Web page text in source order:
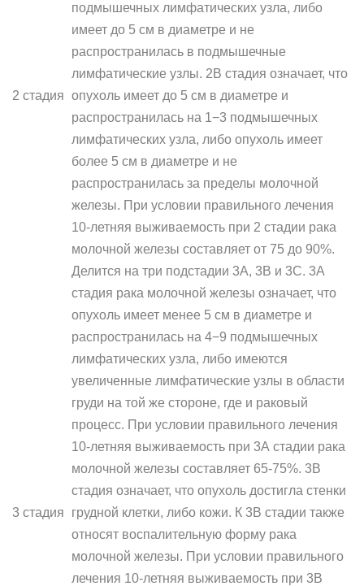
2 стадия
подмышечных лимфатических узла, либо
имеет до 5 см в диаметре и не
распространилась в подмышечные
лимфатические узлы. 2В стадия означает, что
опухоль имеет до 5 см в диаметре и
распространилась на 1−3 подмышечных
лимфатических узла, либо опухоль имеет
более 5 см в диаметре и не
распространилась за пределы молочной
железы. При условии правильного лечения
10-летняя выживаемость при 2 стадии рака
молочной железы составляет от 75 до 90%.
3 стадия
Делится на три подстадии 3А, 3В и 3С. 3А
стадия рака молочной железы означает, что
опухоль имеет менее 5 см в диаметре и
распространилась на 4−9 подмышечных
лимфатических узла, либо имеются
увеличенные лимфатические узлы в области
груди на той же стороне, где и раковый
процесс. При условии правильного лечения
10-летняя выживаемость при 3А стадии рака
молочной железы составляет 65-75%. 3В
стадия означает, что опухоль достигла стенки
грудной клетки, либо кожи. К 3В стадии также
относят воспалительную форму рака
молочной железы. При условии правильного
лечения 10-летняя выживаемость при 3В